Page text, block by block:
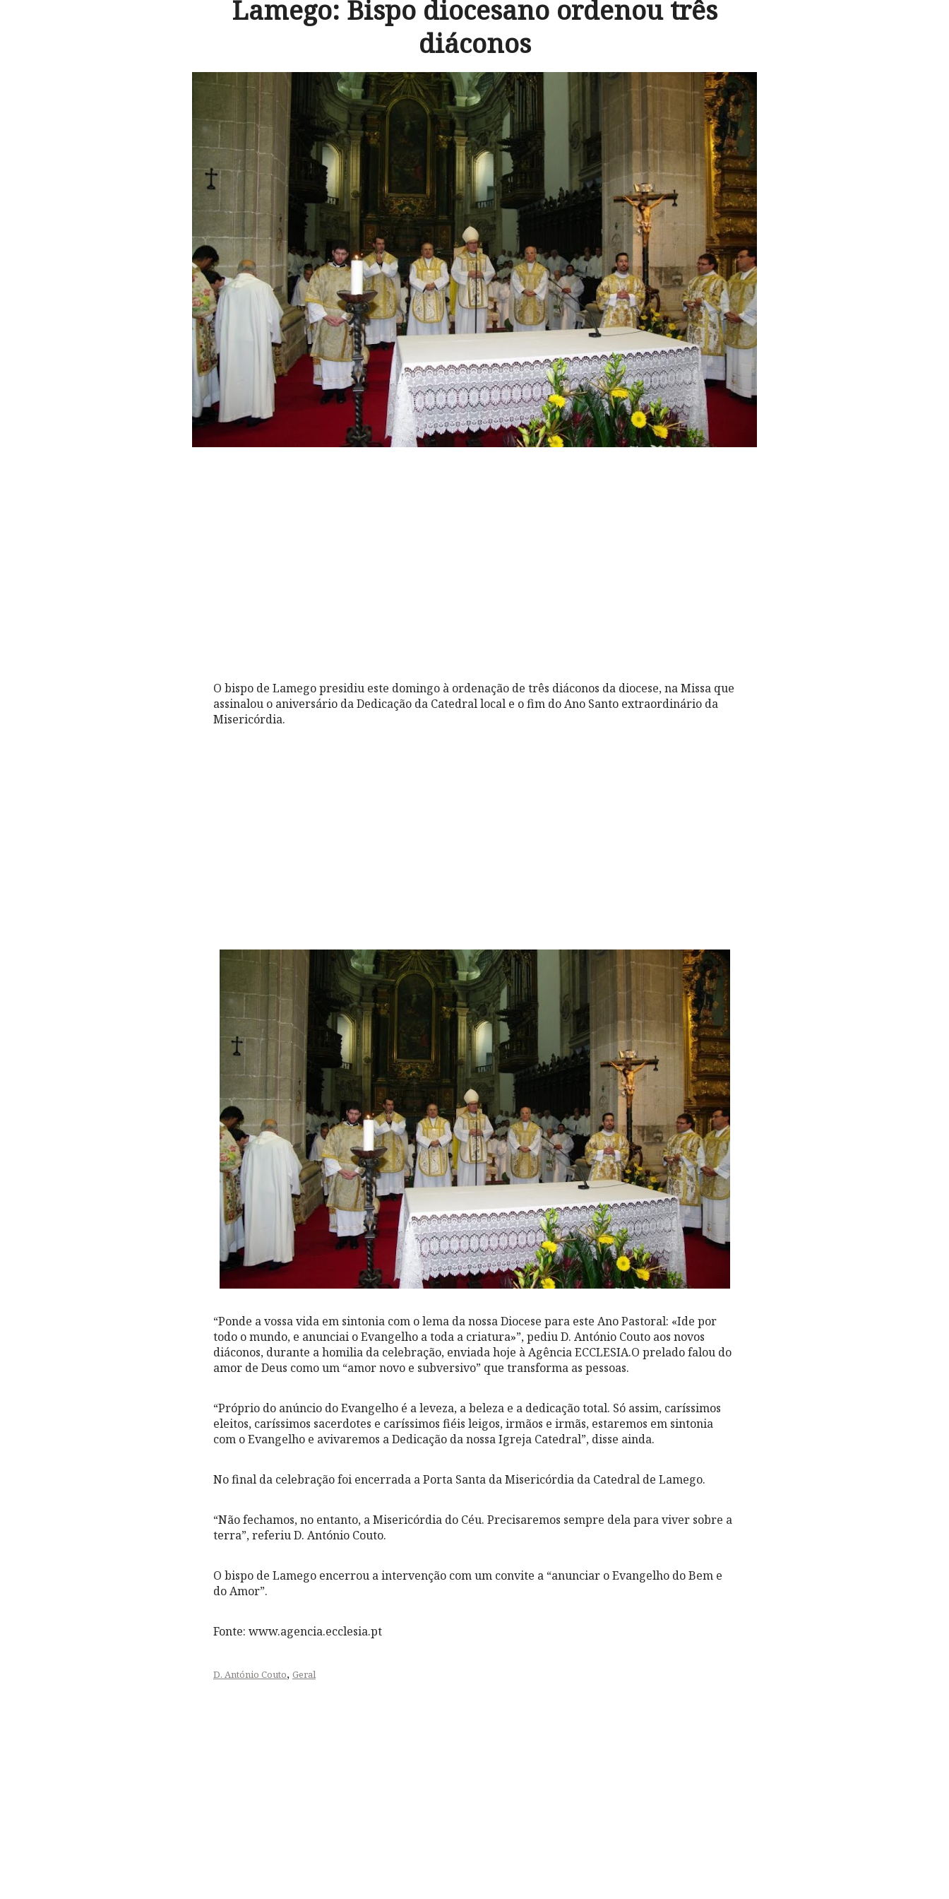
Lamego: Bispo diocesano ordenou três
diáconos
O bispo de Lamego presidiu este domingo à ordenação de três diáconos da diocese, na Missa que
assinalou o aniversário da Dedicação da Catedral local e o fim do Ano Santo extraordinário da
Misericórdia.
“Ponde a vossa vida em sintonia com o lema da nossa Diocese para este Ano Pastoral: «Ide por
todo o mundo, e anunciai o Evangelho a toda a criatura»”, pediu D. António Couto aos novos
diáconos, durante a homilia da celebração, enviada hoje à Agência ECCLESIA.O prelado falou do
amor de Deus como um “amor novo e subversivo” que transforma as pessoas.
“Próprio do anúncio do Evangelho é a leveza, a beleza e a dedicação total. Só assim, caríssimos
eleitos, caríssimos sacerdotes e caríssimos fiéis leigos, irmãos e irmãs, estaremos em sintonia
com o Evangelho e avivaremos a Dedicação da nossa Igreja Catedral”, disse ainda.
No final da celebração foi encerrada a Porta Santa da Misericórdia da Catedral de Lamego.
“Não fechamos, no entanto, a Misericórdia do Céu. Precisaremos sempre dela para viver sobre a
terra”, referiu D. António Couto.
O bispo de Lamego encerrou a intervenção com um convite a “anunciar o Evangelho do Bem e
do Amor”.
Fonte: www.agencia.ecclesia.pt
D. António Couto, Geral